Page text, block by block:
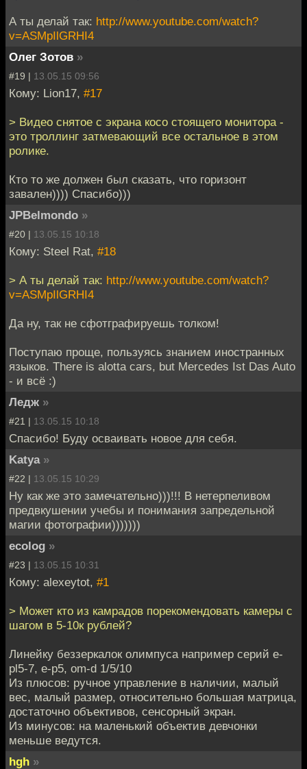
А ты делай так: http://www.youtube.com/watch?
v=ASMpIlGRHI4
Олег Зотов »
#19 | 13.05.15 09:56
Кому: Lion17, #17
> Видео снятое с экрана косо стоящего монитора -
это троллинг затмевающий все остальное в этом
ролике.
Кто то же должен был сказать, что горизонт
завален)))) Спасибо)))
JPBelmondo »
#20 | 13.05.15 10:18
Кому: Steel Rat, #18
> А ты делай так: http://www.youtube.com/watch?
v=ASMpIlGRHI4
Да ну, так не сфотграфируешь толком!
Поступаю проще, пользуясь знанием иностранных
языков. There is alotta cars, but Mercedes Ist Das Auto
- и всё :)
Ледж »
#21 | 13.05.15 10:18
Спасибо! Буду осваивать новое для себя.
Katya »
#22 | 13.05.15 10:29
Ну как же это замечательно)))!!! В нетерпеливом
предвкушении учебы и понимания запредельной
магии фотографии)))))))
ecolog »
#23 | 13.05.15 10:31
Кому: alexeytot, #1
> Может кто из камрадов порекомендовать камеры с
шагом в 5-10к рублей?
Линейку беззеркалок олимпуса например серий e-
pl5-7, e-p5, om-d 1/5/10
Из плюсов: ручное управление в наличии, малый
вес, малый размер, относительно большая матрица,
достаточно объективов, сенсорный экран.
Из минусов: на маленький объектив девчонки
меньше ведутся.
hgh »